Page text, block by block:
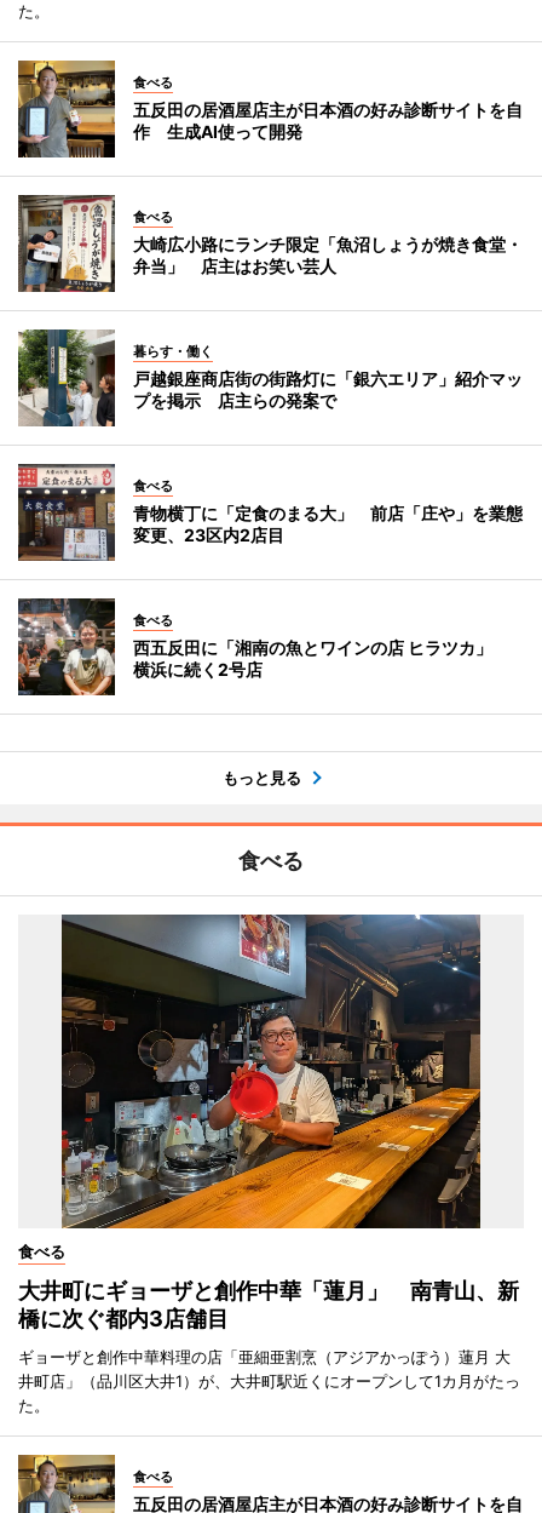
た。
食べる
五反田の居酒屋店主が日本酒の好み診断サイトを自
作 生成AI使って開発
食べる
大崎広小路にランチ限定「魚沼しょうが焼き食堂・
弁当」 店主はお笑い芸人
暮らす・働く
戸越銀座商店街の街路灯に「銀六エリア」紹介マッ
プを掲示 店主らの発案で
食べる
青物横丁に「定食のまる大」 前店「庄や」を業態
変更、23区内2店目
食べる
西五反田に「湘南の魚とワインの店 ヒラツカ」
横浜に続く2号店
もっと見る
食べる
食べる
大井町にギョーザと創作中華「蓮月」 南青山、新
橋に次ぐ都内3店舗目
ギョーザと創作中華料理の店「亜細亜割烹（アジアかっぽう）蓮月 大
井町店」（品川区大井1）が、大井町駅近くにオープンして1カ月がたっ
た。
食べる
五反田の居酒屋店主が日本酒の好み診断サイトを自